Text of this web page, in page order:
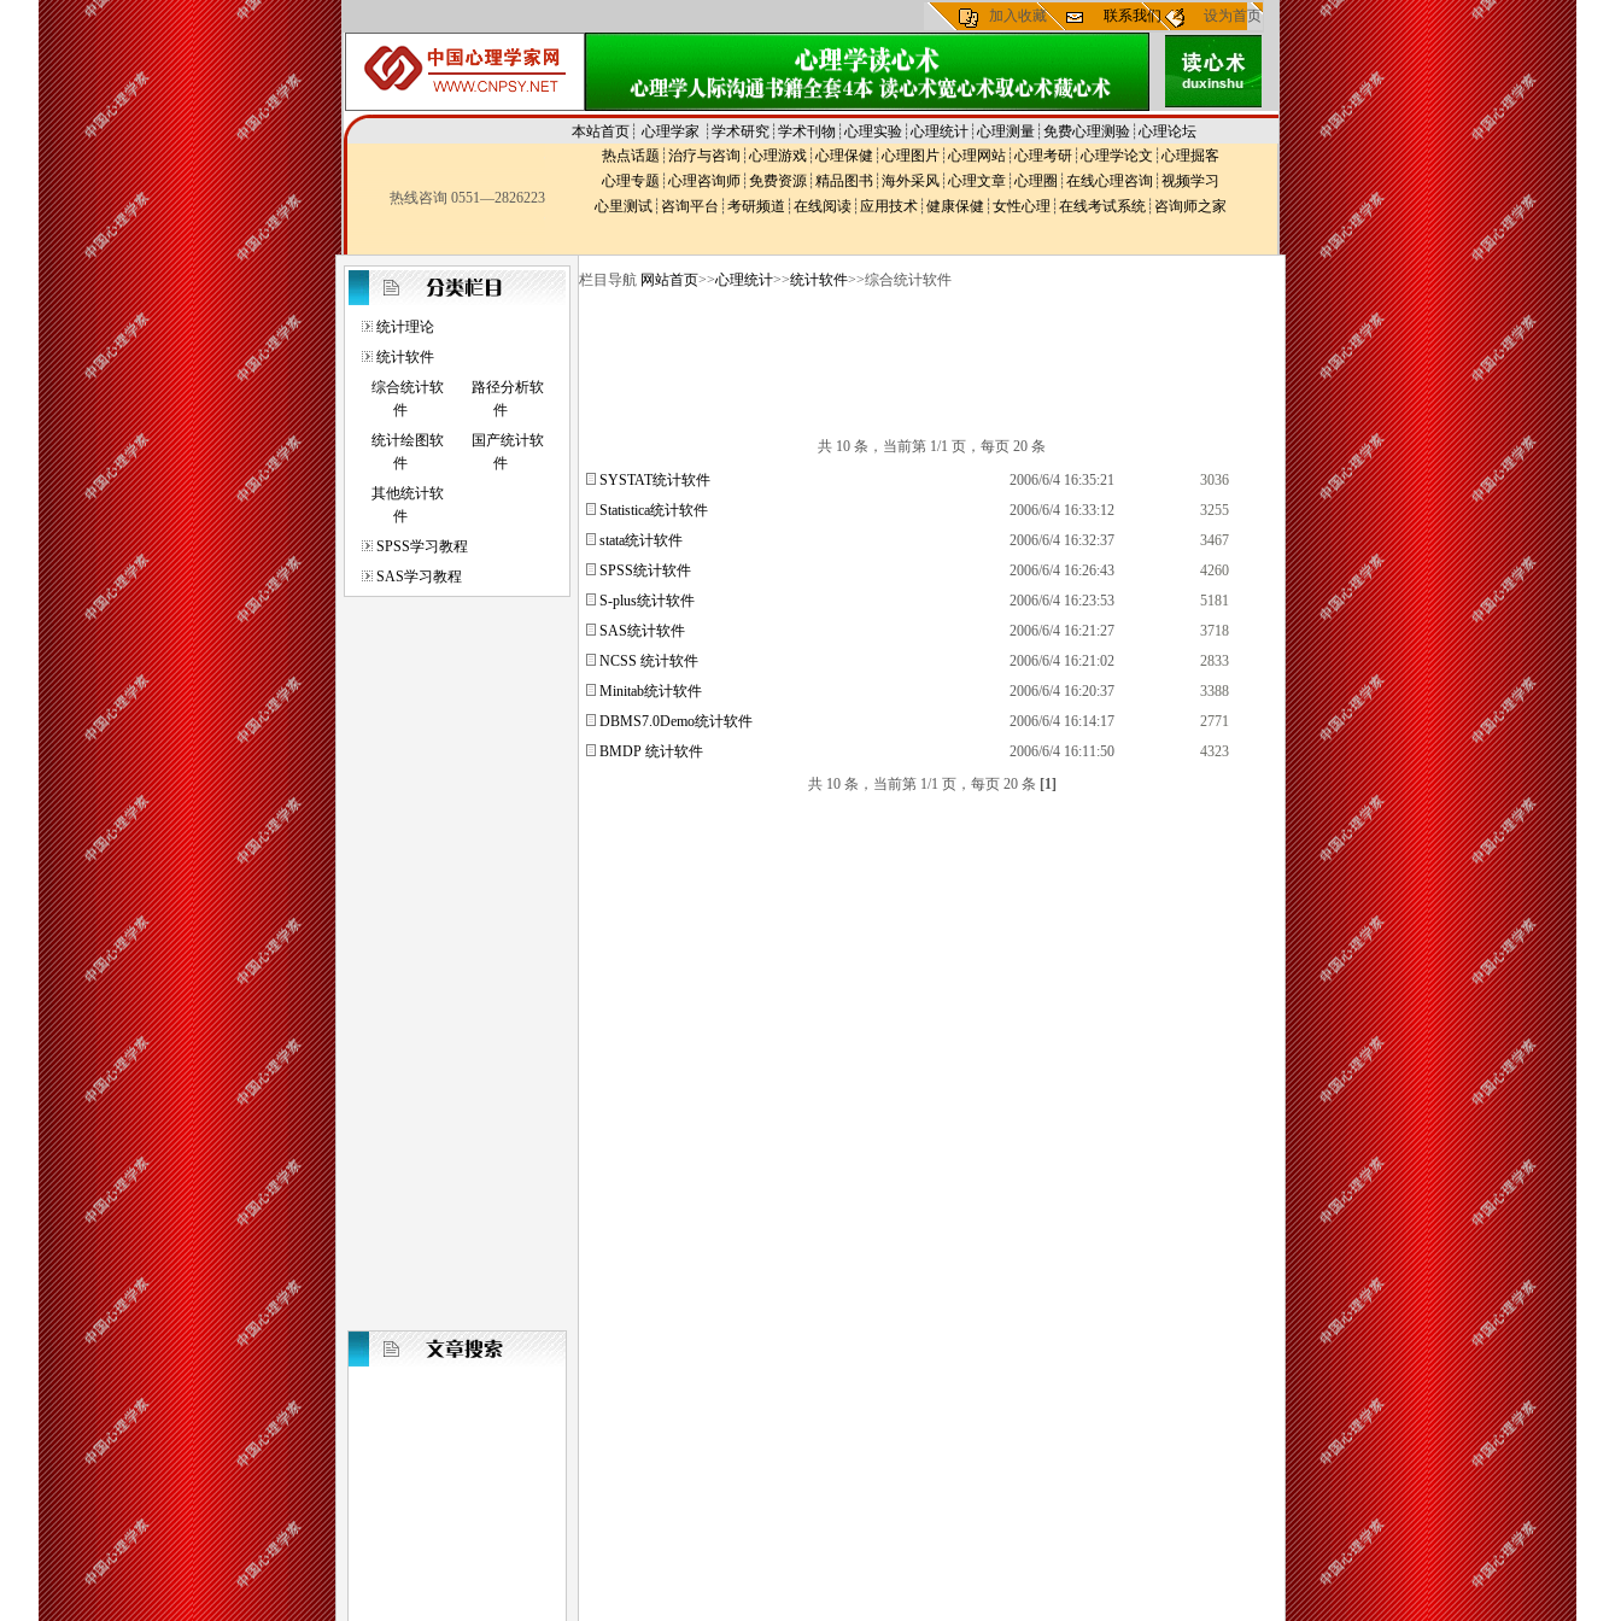
加入收藏 联系我们 设为首页
本站首页┊ 心理学家 ┊ 学术研究┊ 学术刊物 ┊ 心理实验┊ 心理统计┊ 心理测量┊ 免费心理测验┊ 心理论坛
热线咨询 0551—2826223
热点话题 ┊ 治疗与咨询 ┊ 心理游戏 ┊ 心理保健 ┊ 心理图片 ┊ 心理网站 ┊ 心理考研 ┊ 心理学论文 ┊ 心理掘客
心理专题 ┊ 心理咨询师 ┊ 免费资源 ┊ 精品图书 ┊ 海外采风 ┊ 心理文章 ┊ 心理圈 ┊ 在线心理咨询 ┊ 视频学习
心里测试 ┊ 咨询平台 ┊ 考研频道 ┊ 在线阅读 ┊ 应用技术 ┊ 健康保健 ┊ 女性心理 ┊ 在线考试系统 ┊ 咨询师之家
统计理论
统计软件
综合统计软
件
路径分析软
件
统计绘图软
件
国产统计软
件
其他统计软
件
SPSS学习教程
SAS学习教程
栏目导航 网站首页>>心理统计>>统计软件>>综合统计软件
共 10 条，当前第 1/1 页，每页 20 条
SYSTAT统计软件
2006/6/4 16:35:21
3036
Statistica统计软件
2006/6/4 16:33:12
3255
stata统计软件
2006/6/4 16:32:37
3467
SPSS统计软件
2006/6/4 16:26:43
4260
S-plus统计软件
2006/6/4 16:23:53
5181
SAS统计软件
2006/6/4 16:21:27
3718
NCSS 统计软件
2006/6/4 16:21:02
2833
Minitab统计软件
2006/6/4 16:20:37
3388
DBMS7.0Demo统计软件
2006/6/4 16:14:17
2771
BMDP 统计软件
2006/6/4 16:11:50
4323
共 10 条，当前第 1/1 页，每页 20 条 [1]